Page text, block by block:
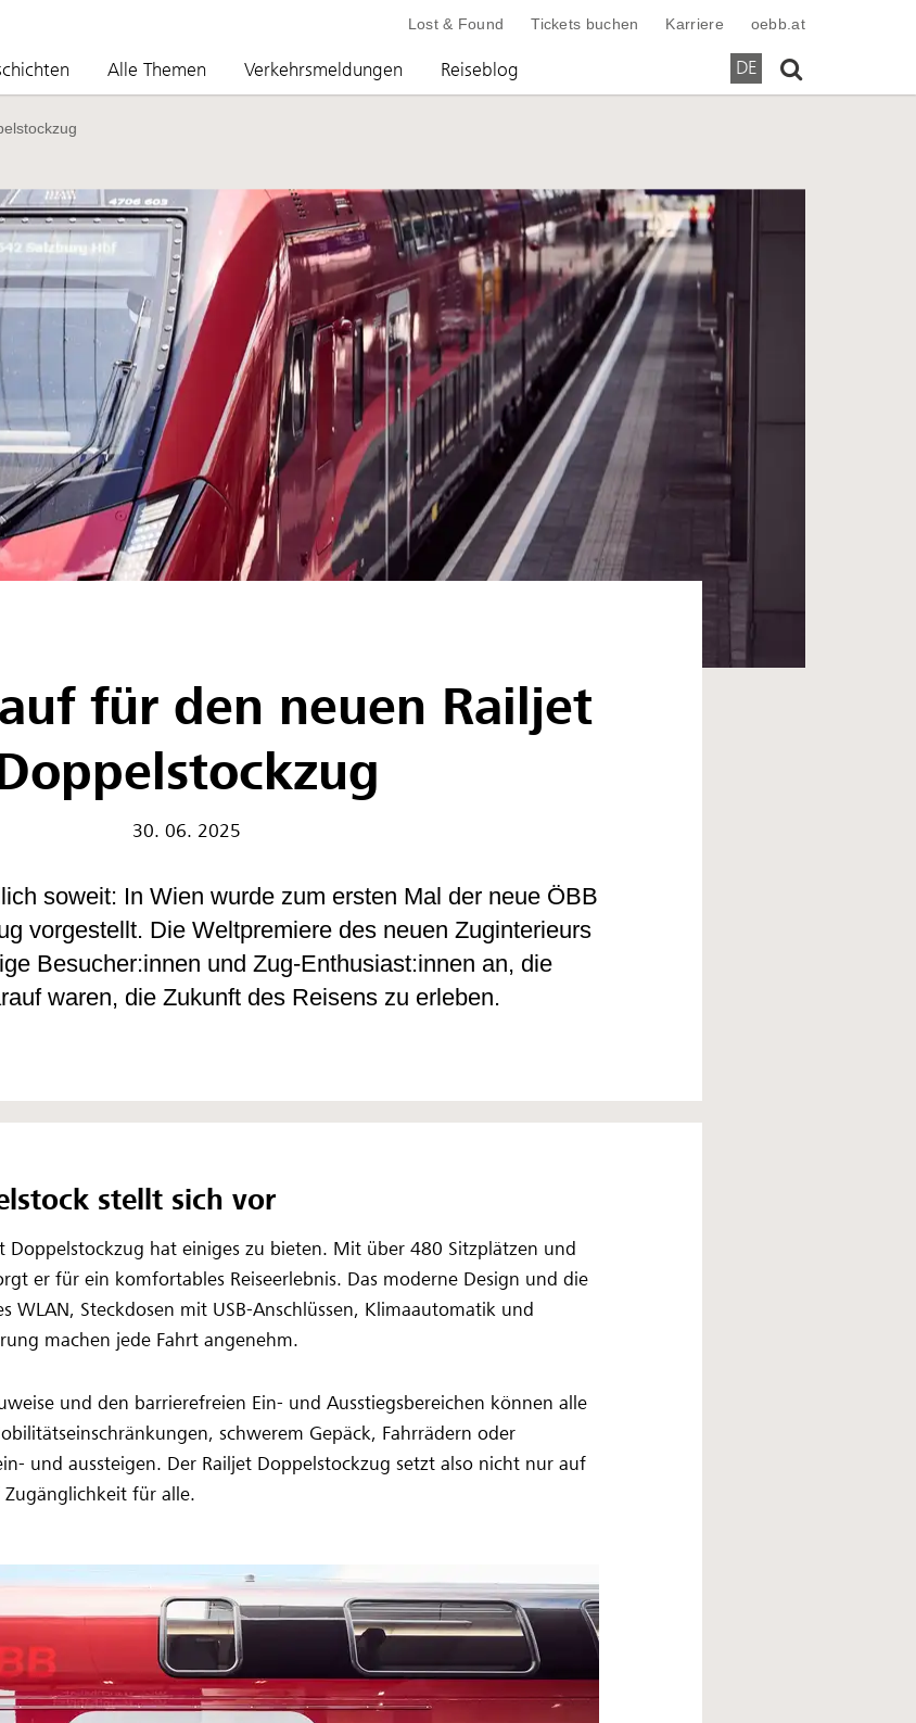
Lost & Found Tickets buchen Karriere oebb.at
DE
Alle Themen Verkehrsmeldungen Reiseblog
für den neuen Railjet
30. 06. 2025
soweit: In Wien wurde zum ersten Mal der neue ÖBB
vorgestellt. Die Weltpremiere des neuen Zuginterieurs
Besucher:innen und Zug-Enthusiast:innen an, die
waren, die Zukunft des Reisens zu erleben.
stellt sich vor
Doppelstockzug hat einiges zu bieten. Mit über 480 Sitzplätzen und
er für ein komfortables Reiseerlebnis. Das moderne Design und die
WLAN, Steckdosen mit USB-Anschlüssen, Klimaautomatik und
machen jede Fahrt angenehm.
und den barrierefreien Ein- und Ausstiegsbereichen können alle
schwerem Gepäck, Fahrrädern oder
und aussteigen. Der Railjet Doppelstockzug setzt also nicht nur auf
für alle.